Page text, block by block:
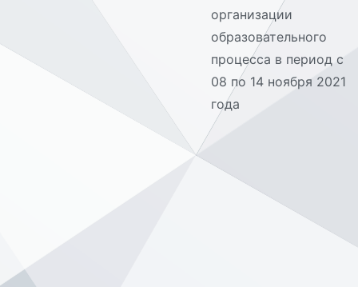
организации
образовательного
процесса в период с
08 по 14 ноября 2021
года